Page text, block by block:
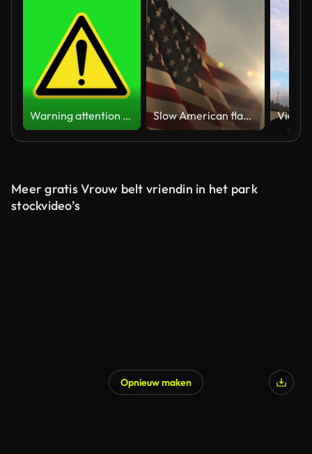
Warning attention yellow hazard message street sign 4k green screen caution animation Slow American flag at sunset during Memorial Day in the United States
Meer gratis Vrouw belt vriendin in het park
stockvideo’s
Opnieuw maken